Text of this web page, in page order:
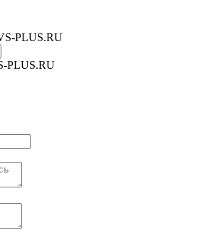
PLUS.RU
PLUS.RU